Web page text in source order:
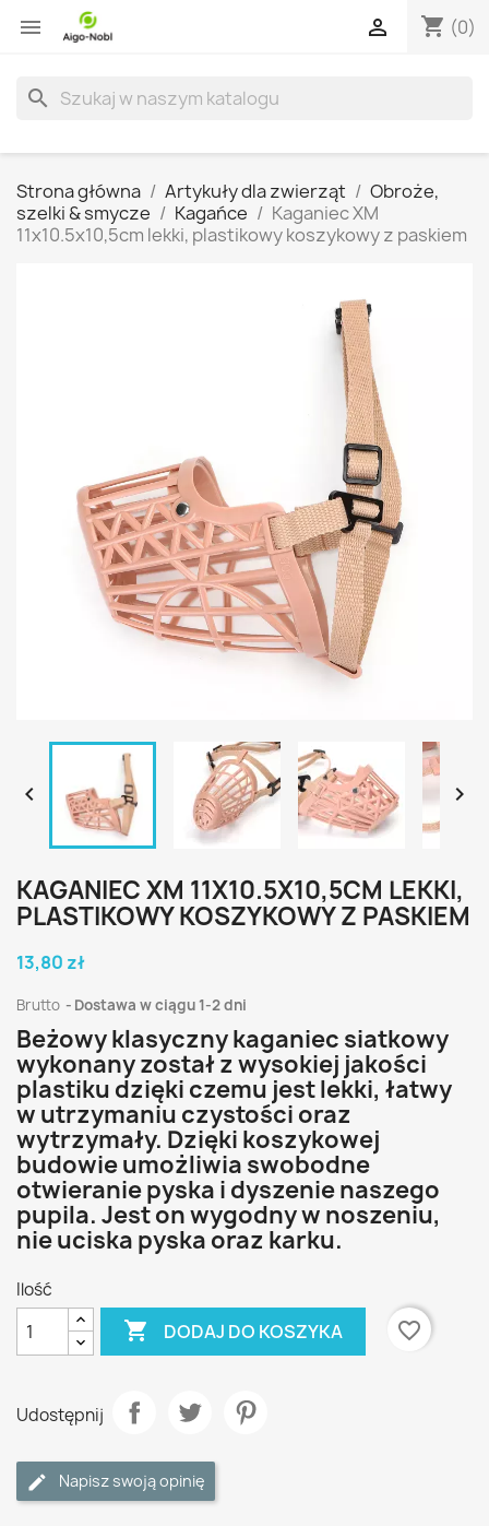
 shopping_cart (0)

search
Strona główna Artykuły dla zwierząt
Obroże,
szelki & smycze
Kagańce
Kaganiec XM
11x10.5x10,5cm lekki, plastikowy koszykowy z paskiem
 
KAGANIEC XM 11X10.5X10,5CM LEKKI,
PLASTIKOWY KOSZYKOWY Z PASKIEM
13,80 zł
Brutto Dostawa w ciągu 1-2 dni
Beżowy klasyczny kaganiec siatkowy
wykonany został z wysokiej jakości
plastiku dzięki czemu jest lekki, łatwy
w utrzymaniu czystości oraz
wytrzymały. Dzięki koszykowej
budowie umożliwia swobodne
otwieranie pyska i dyszenie naszego
pupila. Jest on wygodny w noszeniu,
nie uciska pyska oraz karku.
Ilość
 DODAJ DO KOSZYKA favorite_border
Udostępnij
Napisz swoją opinię